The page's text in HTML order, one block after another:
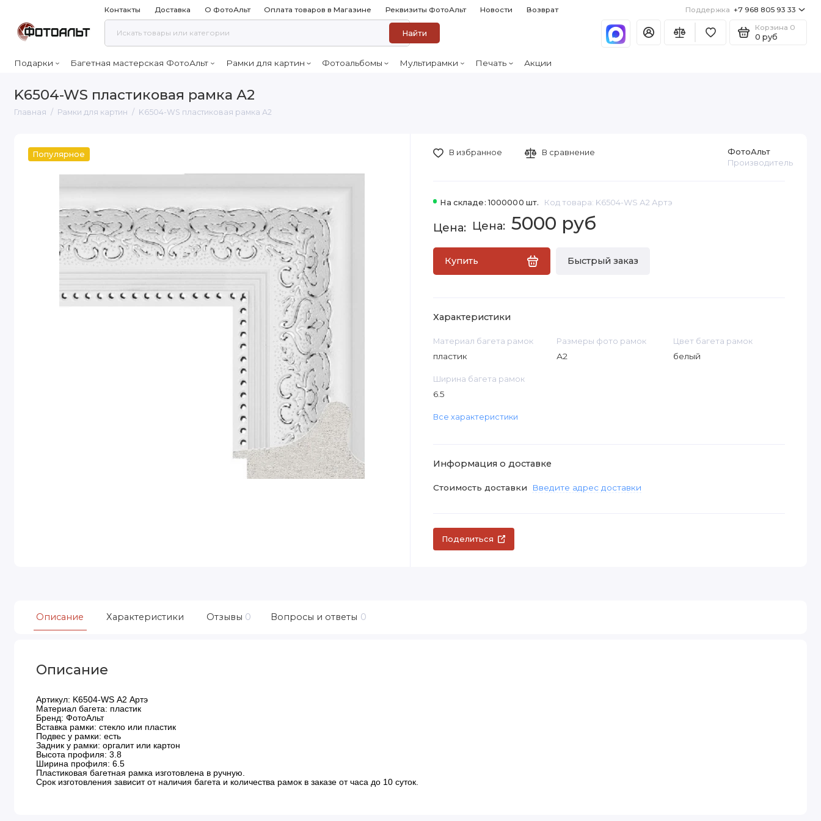
Контакты Доставка О ФотоАльт Оплата товаров в Магазине Реквизиты ФотоАльт Новости Возврат Поддержка +7 968 805 93 33
Найти
Корзина 0
0 руб
Подарки Багетная мастерская ФотоАльт Рамки для картин Фотоальбомы Мультирамки Печать Акции
K6504-WS пластиковая рамка А2
Главная Рамки для картин K6504-WS пластиковая рамка А2
Популярное
На складе: 1000000 шт. Код товара: K6504-WS А2 Артэ
ФотоАльт
Производитель
5000 руб
Купить Быстрый заказ
В избранное В сравнение
Характеристики
Материал багета рамок
пластик
Размеры фото рамок
А2
Цвет багета рамок
белый
Ширина багета рамок
6.5
Все характеристики
Информация о доставке
Стоимость доставки Введите адрес доставки
Поделиться
Описание Характеристики Отзывы 0 Вопросы и ответы 0
Описание
Артикул: K6504-WS А2 Артэ
Материал багета: пластик
Бренд: ФотоАльт
Вставка рамки: стекло или пластик
Подвес у рамки: есть
Задник у рамки: оргалит или картон
Высота профиля: 3.8
Ширина профиля: 6.5
Пластиковая багетная рамка изготовлена в ручную.
Срок изготовления зависит от наличия багета и количества рамок в заказе от часа до 10 суток.